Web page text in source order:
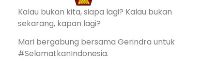
Kalau bukan kita, siapa lagi? Kalau bukan
sekarang, kapan lagi?
Mari bergabung bersama Gerindra untuk
#SelamatkanIndonesia.